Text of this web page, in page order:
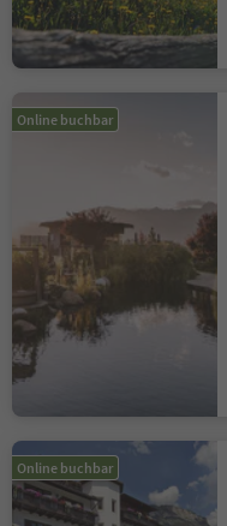
Online buchbar
Online buchbar